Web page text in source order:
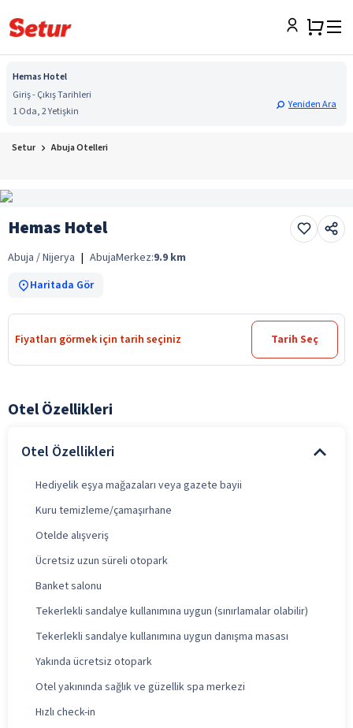
Hemas Hotel
Giriş - Çıkış Tarihleri
1 Oda, 2 Yetişkin
Yeniden Ara
Setur Abuja Otelleri
Hemas Hotel
Abuja / Nijerya | AbujaMerkez:9.9 km
Haritada Gör
Fiyatları görmek için tarih seçiniz Tarih Seç
Otel Özellikleri
Otel Özellikleri
Hediyelik eşya mağazaları veya gazete bayii
Kuru temizleme/çamaşırhane
Otelde alışveriş
Ücretsiz uzun süreli otopark
Banket salonu
Tekerlekli sandalye kullanımına uygun (sınırlamalar olabilir)
Tekerlekli sandalye kullanımına uygun danışma masası
Yakında ücretsiz otopark
Otel yakınında sağlık ve güzellik spa merkezi
Hızlı check-in